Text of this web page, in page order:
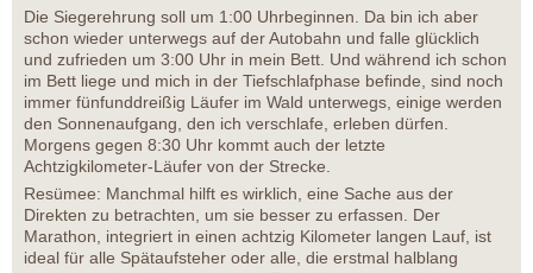
Die Siegerehrung soll um 1:00 Uhrbeginnen. Da bin ich aber
schon wieder unterwegs auf der Autobahn und falle glücklich
und zufrieden um 3:00 Uhr in mein Bett. Und während ich schon
im Bett liege und mich in der Tiefschlafphase befinde, sind noch
immer fünfunddreißig Läufer im Wald unterwegs, einige werden
den Sonnenaufgang, den ich verschlafe, erleben dürfen.
Morgens gegen 8:30 Uhr kommt auch der letzte
Achtzigkilometer-Läufer von der Strecke.
Resümee: Manchmal hilft es wirklich, eine Sache aus der
Direkten zu betrachten, um sie besser zu erfassen. Der
Marathon, integriert in einen achtzig Kilometer langen Lauf, ist
ideal für alle Spätaufsteher oder alle, die erstmal halblang